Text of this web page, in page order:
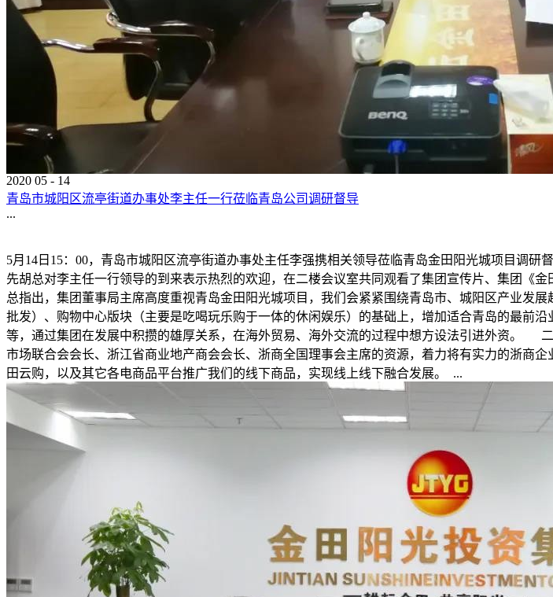
2020 05 - 14
青岛市城阳区流亭街道办事处李主任一行莅临青岛公司调研督导
...
5月14日15：00，青岛市城阳区流亭街道办事处主任李强携相关领导莅临青岛金田阳光城项目
先胡总对李主任一行领导的到来表示热烈的欢迎，在二楼会议室共同观看了集团宣传片、集团
总指出，集团董事局主席高度重视青岛金田阳光城项目，我们会紧紧围绕青岛市、城阳区产业发
批发）、购物中心版块（主要是吃喝玩乐购于一体的休闲娱乐）的基础上，增加适合青岛的最前
等，通过集团在发展中积攒的雄厚关系，在海外贸易、海外交流的过程中想方设法引进外资。
市场联合会会长、浙江省商业地产商会会长、浙商全国理事会主席的资源，着力将有实力的浙商
田云购，以及其它各电商品平台推广我们的线下商品，实现线上线下融合发展。 ...